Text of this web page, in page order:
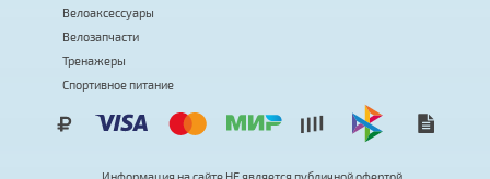
Велоаксессуары
Велозапчасти
Тренажеры
Спортивное питание